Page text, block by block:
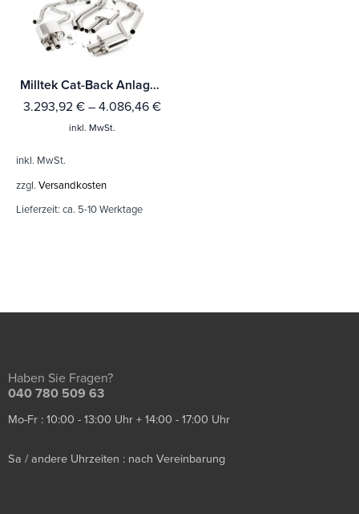
Milltek Cat-Back Anlage Audi S4 3.0 Turbo V6 B9 - Limousine & Avant (Modelle mit Sport Diff & ohne Domstrebe) Mit TÜV / ECE Zulassung!
3.293,92 €– 4.086,46 €
inkl. MwSt.
inkl. MwSt.
zzgl. Versandkosten
Lieferzeit: ca. 5-10 Werktage
Haben Sie Fragen?
040 780 509 63
Mo-Fr : 10:00 - 13:00 Uhr + 14:00 - 17:00 Uhr
Sa / andere Uhrzeiten : nach Vereinbarung